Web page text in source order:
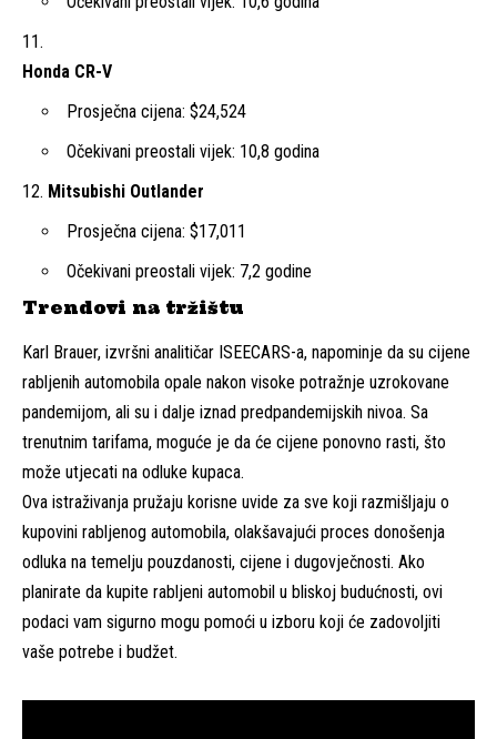
Honda CR-V
Prosječna cijena: $24,524
Očekivani preostali vijek: 10,8 godina
Mitsubishi Outlander
Prosječna cijena: $17,011
Očekivani preostali vijek: 7,2 godine
Trendovi na tržištu
Karl Brauer, izvršni analitičar ISEECARS-a, napominje da su cijene
rabljenih automobila opale nakon visoke potražnje uzrokovane
pandemijom, ali su i dalje iznad predpandemijskih nivoa. Sa
trenutnim tarifama, moguće je da će cijene ponovno rasti, što
može utjecati na odluke kupaca.
Ova istraživanja pružaju korisne uvide za sve koji razmišljaju o
kupovini rabljenog automobila, olakšavajući proces donošenja
odluka na temelju pouzdanosti, cijene i dugovječnosti. Ako
planirate da kupite rabljeni automobil u bliskoj budućnosti, ovi
podaci vam sigurno mogu pomoći u izboru koji će zadovoljiti
vaše potrebe i budžet.